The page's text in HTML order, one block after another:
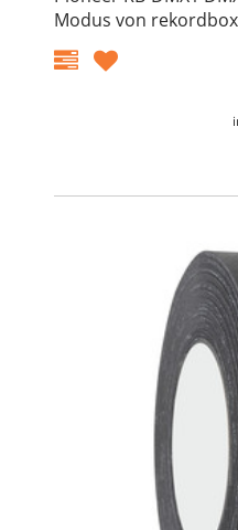
Modus von